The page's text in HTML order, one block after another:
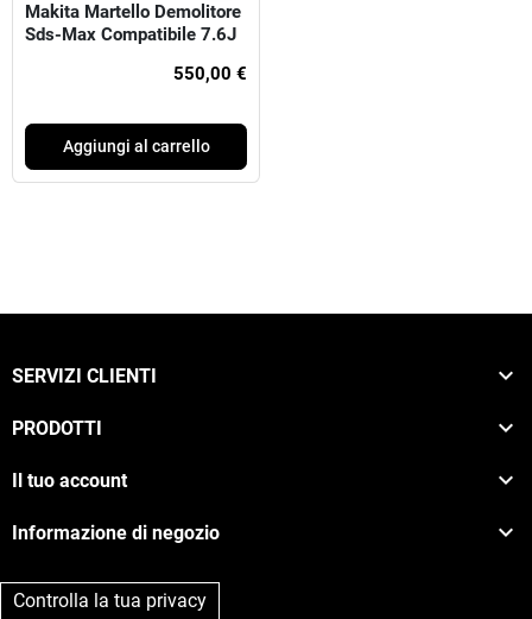
Makita Martello Demolitore
Sds-Max Compatibile 7.6J
550,00 €
Aggiungi al carrello
SERVIZI CLIENTI 
PRODOTTI 
Il tuo account 
Informazione di negozio 
Controlla la tua privacy